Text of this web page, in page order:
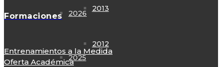
2013
2012
2026
2025
Formaciones
Entrenamientos a la Medida
Oferta Académica